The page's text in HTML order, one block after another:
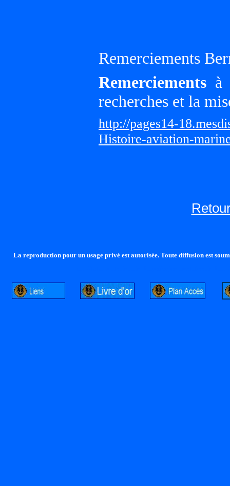
Remerciements
Remerciements à
recherches et la
http://pages14-
Histoire-aviation-
La reproduction pour un usage privé est autorisée. Toute diffusion est